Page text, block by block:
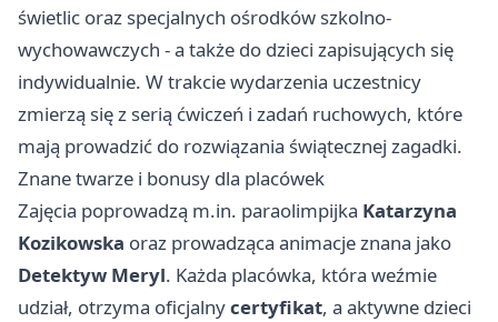
świetlic oraz specjalnych ośrodków szkolno-
wychowawczych - a także do dzieci zapisujących się
indywidualnie. W trakcie wydarzenia uczestnicy
zmierzą się z serią ćwiczeń i zadań ruchowych, które
mają prowadzić do rozwiązania świątecznej zagadki.
Znane twarze i bonusy dla placówek
Zajęcia poprowadzą m.in. paraolimpijka Katarzyna
Kozikowska oraz prowadząca animacje znana jako
Detektyw Meryl. Każda placówka, która weźmie
udział, otrzyma oficjalnycertyfikat, a aktywne dzieci